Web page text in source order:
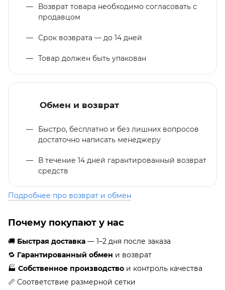
Возврат товара необходимо согласовать с
продавцом
Срок возврата — до 14 дней
Товар должен быть упакован
Обмен и возврат
Быстро, бесплатно и без лишних вопросов
достаточно написать менеджеру
В течение 14 дней гарантированный возврат
средств
Подробнее про возврат и обмен
Почему покупают у нас
🚚 Быстрая доставка — 1–2 дня после заказа
🔁 Гарантированный обмен и возврат
🏭 Собственное производство и контроль качества
📏 Соответствие размерной сетки